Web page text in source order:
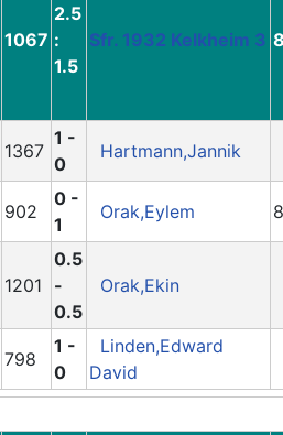
1067
2.5
:
1.5
Sfr. 1932 Kelkheim 3
1367
1 -
0
Hartmann,Jannik
902
0 -
1
Orak,Eylem
1201
0.5
-
0.5
Orak,Ekin
798
1 -
0
Linden,Edward
David